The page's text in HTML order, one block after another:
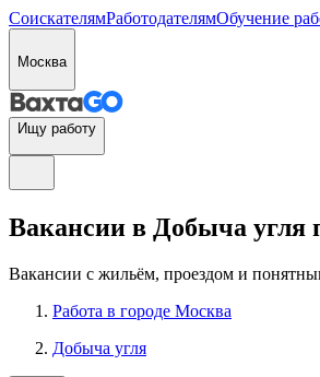
СоискателямРаботодателямОбучение
Москва
Ищу работу
Вакансии в Добыча угля
Вакансии с жильём, проездом и
Работа в городе Москва
Добыча угля